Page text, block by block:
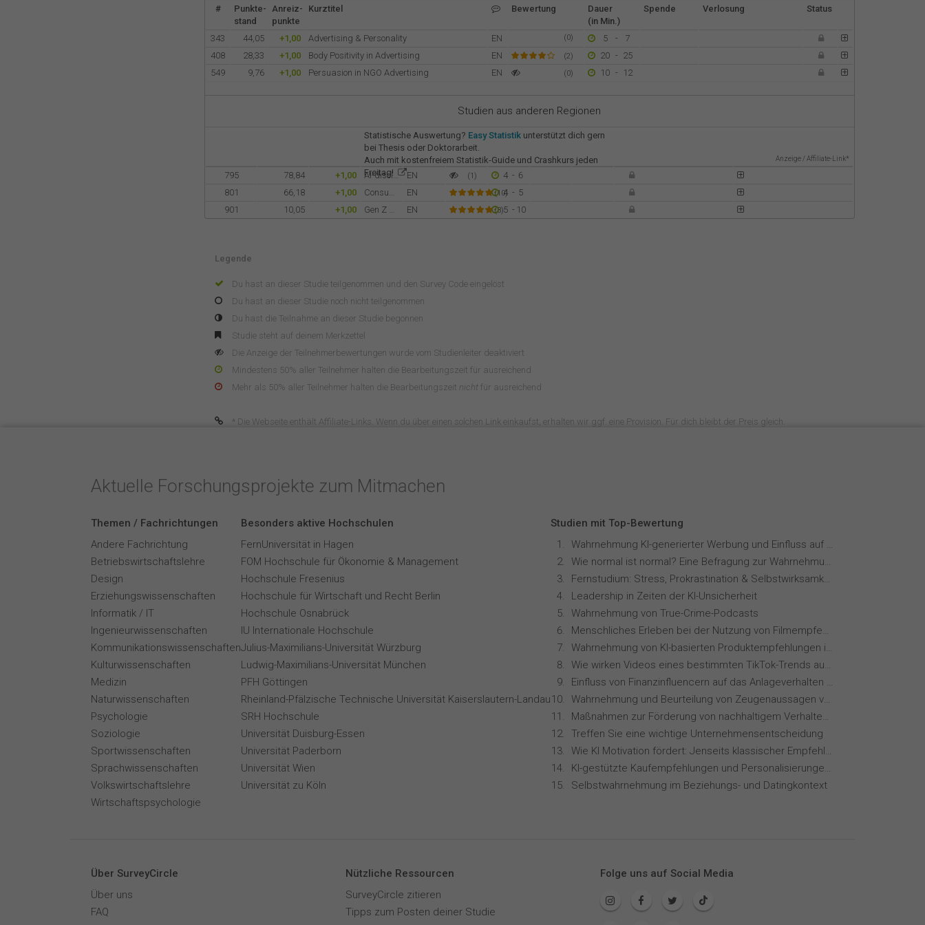
#
Punkte-
stand
Anreiz-
punkte
Kurztitel Bewertung
Dauer
(in Min.)
Spende Verlosung Status
343 44,05 +1,00 Advertising & Personality EN (0) 5 -
7
408
28,33 +1,00 Body Positivity in Advertising EN (2) 20 - 25
549
9,76 +1,00 Persuasion in NGO Advertising EN (0) 10 - 12
Studien aus anderen Regionen
Statistische Auswertung? Easy Statistik unterstützt dich gern
bei Thesis oder Doktorarbeit.
Auch mit kostenfreiem Statistik-Guide und Crashkurs jeden
Freitag!
Anzeige / Affiliate-Link*
795 78,84 +1,00 AI-disclosure in Social Media Ads EN (1) 4 - 6
801
66,18 +1,00 Consumer Responses to Instagram Ads EN (10)
4 - 5
901
10,05 +1,00 Gen Z Cosmetic Advertising EN (3)5 - 10
Legende
Du hast an dieser Studie teilgenommen und den Survey Code eingelöst
Du hast an dieser Studie noch nicht teilgenommen
Du hast die Teilnahme an dieser Studie begonnen
Studie steht auf deinem Merkzettel
Die Anzeige der Teilnehmerbewertungen wurde vom Studienleiter deaktiviert
Mindestens 50% aller Teilnehmer halten die Bearbeitungszeit für ausreichend
Mehr als 50% aller Teilnehmer halten die Bearbeitungszeit nicht für ausreichend
* Die Webseite enthält Affiliate-Links. Wenn du über einen solchen Link einkaufst, erhalten wir ggf. eine Provision. Für dich bleibt der Preis gleich.
Aktuelle Forschungsprojekte zum Mitmachen
Themen / Fachrichtungen
Andere Fachrichtung
Betriebswirtschaftslehre
Design
Erziehungswissenschaften
Informatik / IT
Ingenieurwissenschaften
Kommunikationswissenschaften
Kulturwissenschaften
Medizin
Naturwissenschaften
Psychologie
Soziologie
Sportwissenschaften
Sprachwissenschaften
Volkswirtschaftslehre
Wirtschaftspsychologie
Besonders aktive Hochschulen
FernUniversität in Hagen
FOM Hochschule für Ökonomie & Management
Hochschule Fresenius
Hochschule für Wirtschaft und Recht Berlin
Hochschule Osnabrück
IU Internationale Hochschule
Julius-Maximilians-Universität Würzburg
Ludwig-Maximilians-Universität München
PFH Göttingen
Rheinland-Pfälzische Technische Universität Kaiserslautern-Landau
SRH Hochschule
Universität Duisburg-Essen
Universität Paderborn
Universität Wien
Universität zu Köln
Studien mit Top-Bewertung
Wahrnehmung KI-generierter Werbung und Einfluss auf Markenvertrauen
Wie normal ist normal? Eine Befragung zur Wahrnehmung von Essverhalten
Fernstudium: Stress, Prokrastination & Selbstwirksamkeit
Leadership in Zeiten der KI-Unsicherheit
Wahrnehmung von True-Crime-Podcasts
Menschliches Erleben bei der Nutzung von Filmempfehlungssystemen
Wahrnehmung von KI-basierten Produktempfehlungen in Mode-Online-Shops
Wie wirken Videos eines bestimmten TikTok-Trends auf dich?
Einfluss von Finanzinfluencern auf das Anlageverhalten der Gen Z⁠
Wahrnehmung und Beurteilung von Zeugenaussagen vor Gericht
Maßnahmen zur Förderung von nachhaltigem Verhalten von Hotelgästen
Treffen Sie eine wichtige Unternehmensentscheidung
Wie KI Motivation fördert: Jenseits klassischer Empfehlungssysteme
KI-gestützte Kaufempfehlungen und Personalisierungen im Online-Handel
Selbstwahrnehmung im Beziehungs- und Datingkontext
Über SurveyCircle
Über uns
FAQ
Nützliche Ressourcen
SurveyCircle zitieren
Tipps zum Posten deiner Studie
Folge uns auf Social Media